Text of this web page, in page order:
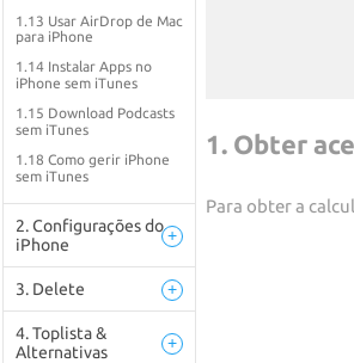
1. Obter
Para obter a
1.13 Usar AirDrop de Mac
para iPhone
1.14 Instalar Apps no
iPhone sem iTunes
1.15 Download Podcasts
sem iTunes
1.18 Como gerir iPhone
sem iTunes
2. Configurações do
iPhone
+
3. Delete +
4. Toplista &
Alternativas
+